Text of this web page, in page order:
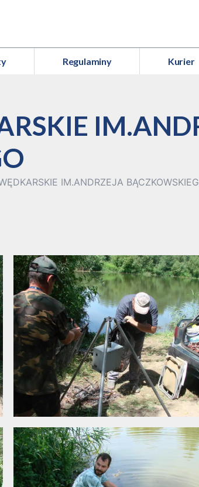
Regulaminy Kurier
IM.ANDRZEJA